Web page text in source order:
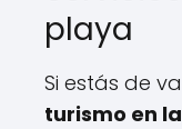
playa
Si estás de
turismo en